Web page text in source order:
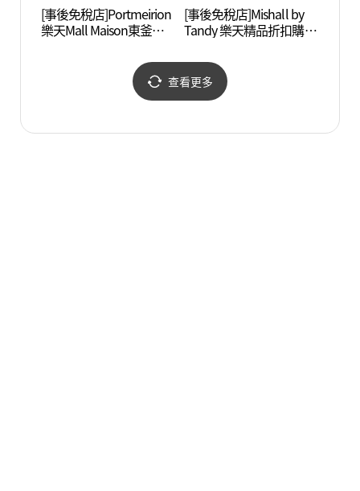
[事後免稅店]Portmeirion
樂天Mall Maison東釜山
[事後免稅店]Mishall by
Tandy 樂天精品折扣購物
디 롯데프리미엄아울렛
동부산점)
查看更多